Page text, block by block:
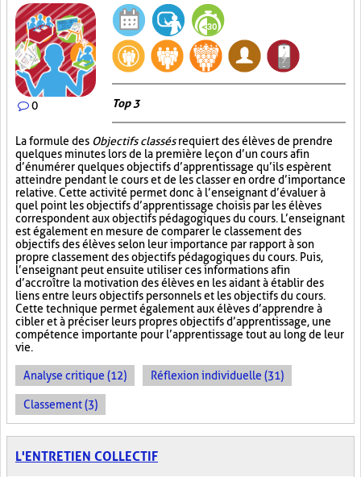
0 Top 3
La formule des Objectifs classésrequiert des élèves de prendre
quelques minutes lors de la première leçon d’un cours afin
d’énumérer quelques objectifs d’apprentissage qu’ils espèrent
atteindre pendant le cours et de les classer en ordre d’importance
relative. Cette activité permet donc à l’enseignant d’évaluer à
quel point les objectifs d’apprentissage choisis par les élèves
correspondent aux objectifs pédagogiques du cours. L’enseignant
est également en mesure de comparer le classement des
objectifs des élèves selon leur importance par rapport à son
propre classement des objectifs pédagogiques du cours. Puis,
l’enseignant peut ensuite utiliser ces informations afin
d’accroître la motivation des élèves en les aidant à établir des
liens entre leurs objectifs personnels et les objectifs du cours.
Cette technique permet également aux élèves d’apprendre à
cibler et à préciser leurs propres objectifs d’apprentissage, une
compétence importante pour l’apprentissage tout au long de leur
vie.
Analyse critique (12) Réflexion individuelle (31)
Classement (3)
L'ENTRETIEN COLLECTIF